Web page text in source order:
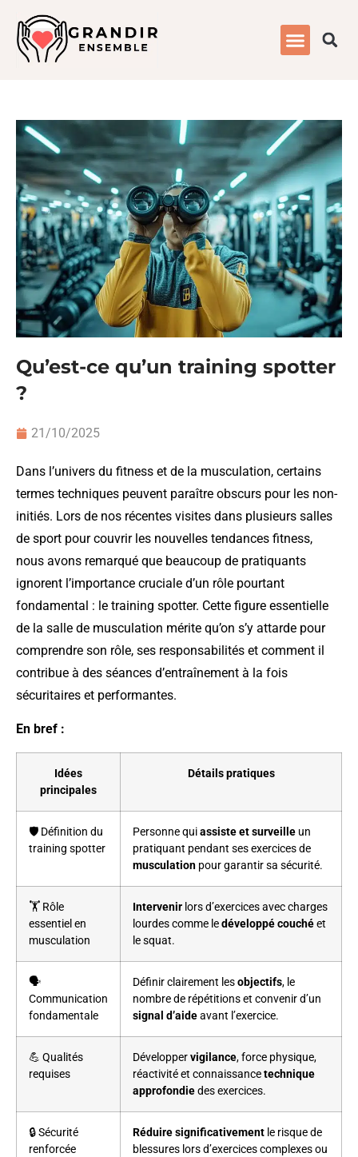
Qu’est-ce qu’un training spotter
?
21/10/2025
Dans l’univers du fitness et de la musculation, certains
termes techniques peuvent paraître obscurs pour les non-
initiés. Lors de nos récentes visites dans plusieurs salles
de sport pour couvrir les nouvelles tendances fitness,
nous avons remarqué que beaucoup de pratiquants
ignorent l’importance cruciale d’un rôle pourtant
fondamental : le training spotter. Cette figure essentielle
de la salle de musculation mérite qu’on s’y attarde pour
comprendre son rôle, ses responsabilités et comment il
contribue à des séances d’entraînement à la fois
sécuritaires et performantes.
En bref :
Idées
principales
Détails pratiques
🛡️ Définition du
training spotter
Personne quiassiste et surveille un
pratiquant pendant ses exercices de
musculation pour garantir sa sécurité.
🏋️ Rôle
essentiel en
musculation
Intervenir lors d’exercices avec charges
lourdes comme ledéveloppé couchéet
le squat.
🗣️
Communication
fondamentale
Définir clairement lesobjectifs, le
nombre de répétitions et convenir d’un
signal d’aideavant l’exercice.
💪 Qualités
requises
Développervigilance, force physique,
réactivité et connaissancetechnique
approfondiedes exercices.
🔒 Sécurité
renforcée
Réduire significativement le risque de
blessures lors d’exercices complexes ou